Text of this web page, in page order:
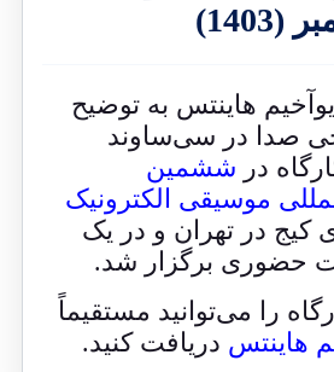
یوآخیم هاینتس به توضیح
صدا در سی‌ساوند
در ششمین
موسیقی الکترونیک
کیج در تهران و در یک
حضوری برگزار شد.
را می‌توانید مستقیماً
هاینتس دریافت کنید.